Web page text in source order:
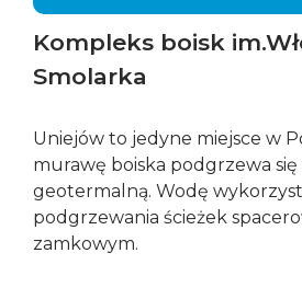
Kompleks boisk
Smolarka
Uniejów to jedyne miejsce w
murawę boiska podgrzewa się
geotermalną. Wodę
podgrzewania ścieżek
zamkowym.